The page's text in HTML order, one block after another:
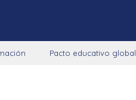
Pacto educativo global